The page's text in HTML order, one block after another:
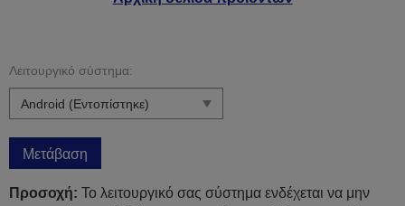
Λειτουργικό σύστημα:
Μετάβαση
Προσοχή: Το λειτουργικό σας σύστημα ενδέχεται να μην